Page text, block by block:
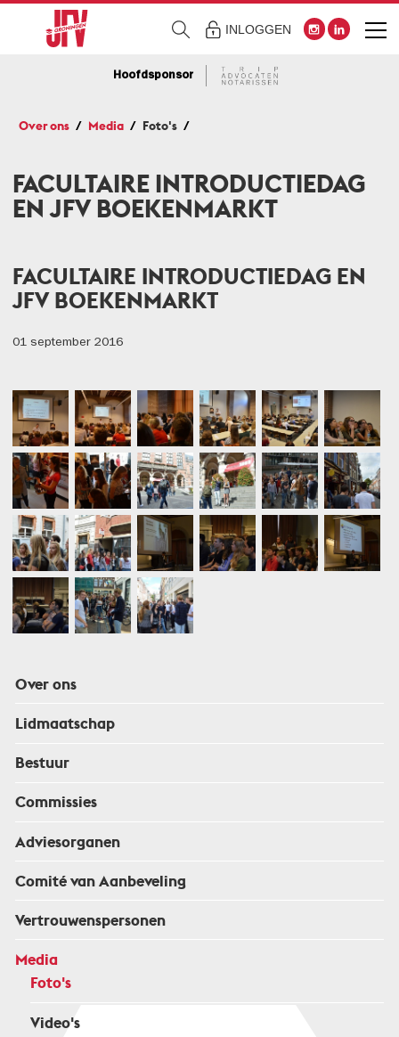
INLOGGEN
Hoofdsponsor
Over ons Media Foto's
Over ons
Lidmaatschap
Bestuur
Commissies
Adviesorganen
Comité van Aanbeveling
Vertrouwenspersonen
Media
Foto's
Video's
FACULTAIRE INTRODUCTIEDAG
EN JFV BOEKENMARKT
FACULTAIRE INTRODUCTIEDAG EN
JFV BOEKENMARKT
01 september 2016